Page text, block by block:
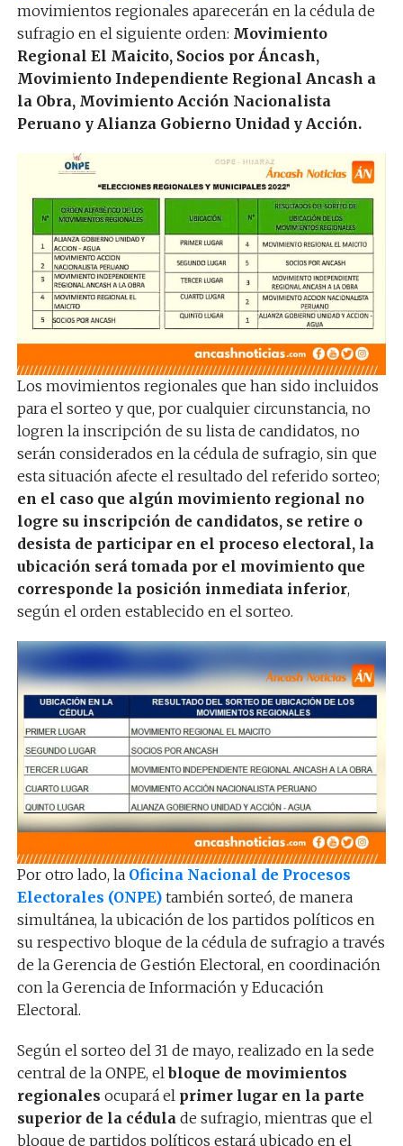
movimientos regionales aparecerán en la cédula de
sufragio en el siguiente orden: Movimiento
Regional El Maicito, Socios por Áncash,
Movimiento Independiente Regional Ancash a
la Obra, Movimiento Acción Nacionalista
Peruano y Alianza Gobierno Unidad y Acción.
Los movimientos regionales que han sido incluidos
para el sorteo y que, por cualquier circunstancia, no
logren la inscripción de su lista de candidatos, no
serán considerados en la cédula de sufragio, sin que
esta situación afecte el resultado del referido sorteo;
en el caso que algún movimiento regional no
logre su inscripción de candidatos, se retire o
desista de participar en el proceso electoral, la
ubicación será tomada por el movimiento que
corresponde la posición inmediata inferior,
según el orden establecido en el sorteo.
Por otro lado, la Oficina Nacional de Procesos
Electorales (ONPE)también sorteó, de manera
simultánea, la ubicación de los partidos políticos en
su respectivo bloque de la cédula de sufragio a través
de la Gerencia de Gestión Electoral, en coordinación
con la Gerencia de Información y Educación
Electoral.
Según el sorteo del 31 de mayo, realizado en la sede
central de la ONPE, elbloque de movimientos
regionales ocupará el primer lugar en la parte
superior de la cédula de sufragio, mientras que el
bloque de partidos políticos estará ubicado en el